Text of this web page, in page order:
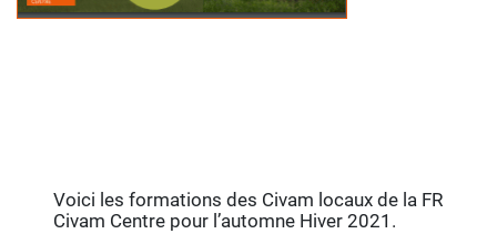
Voici les formations des Civam locaux de la FR
Civam Centre pour l’automne Hiver 2021.